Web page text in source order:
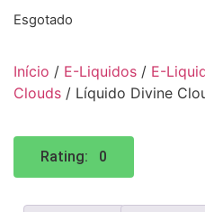
Esgotado
Início / E-Liquidos / E-
Clouds / Líquido Divine
Rating: 0